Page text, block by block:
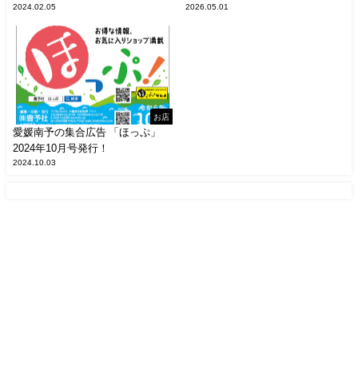
2024.02.05 2026.05.01
お店
愛媛南予の集合広告 「ほっぷ」
2024年10月号発行！
2024.10.03